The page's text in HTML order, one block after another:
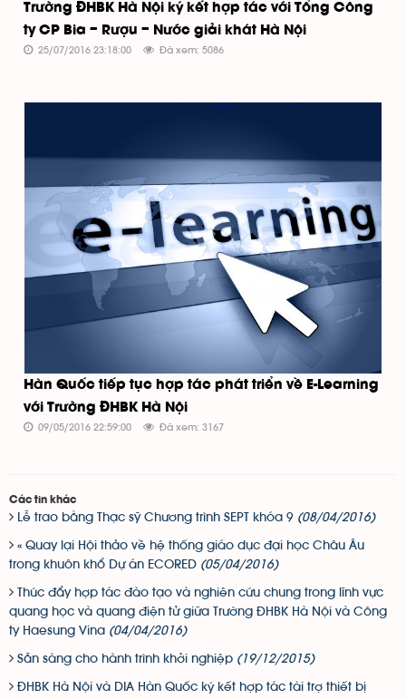
Trường ĐHBK Hà Nội ký kết hợp tác với Tổng Công
ty CP Bia – Rượu – Nước giải khát Hà Nội
25/07/2016 23:18:00 Đã xem: 5086
Hàn Quốc tiếp tục hợp tác phát triển về E-Learning
với Trường ĐHBK Hà Nội
09/05/2016 22:59:00 Đã xem: 3167
Các tin khác
Lễ trao bằng Thạc sỹ Chương trình SEPT khóa 9 (08/04/2016)
« Quay lại Hội thảo về hệ thống giáo dục đại học Châu Âu
trong khuôn khổ Dự án ECORED (05/04/2016)
Thúc đẩy hợp tác đào tạo và nghiên cứu chung trong lĩnh vực
quang học và quang điện tử giữa Trường ĐHBK Hà Nội và Công
ty Haesung Vina (04/04/2016)
Sẵn sàng cho hành trình khởi nghiệp (19/12/2015)
ĐHBK Hà Nội và DIA Hàn Quốc ký kết hợp tác tài trợ thiết bị